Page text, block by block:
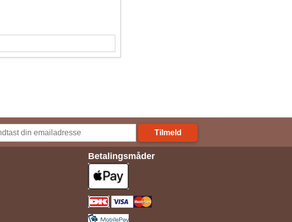
Tilmeld
Betalingsmåder